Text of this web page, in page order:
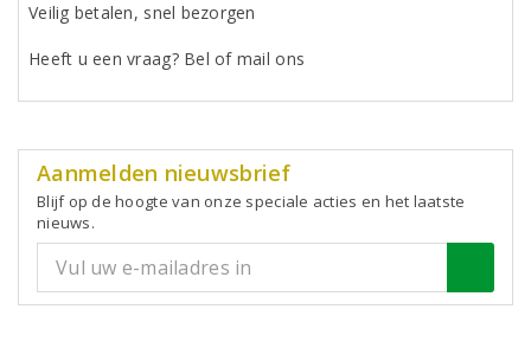
Veilig betalen, snel bezorgen
Heeft u een vraag? Bel of mail ons
Aanmelden nieuwsbrief
Blijf op de hoogte van onze speciale acties en het laatste
nieuws.